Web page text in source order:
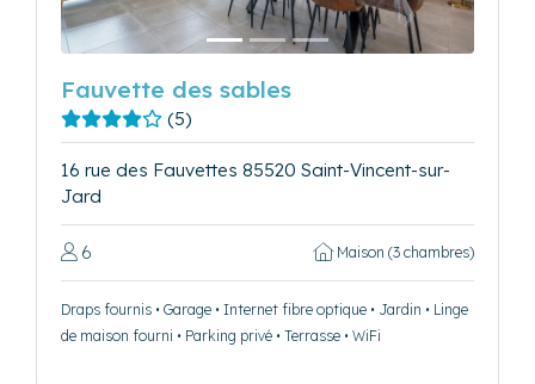
Fauvette des sables
(5)
16 rue des Fauvettes 85520 Saint-Vincent-sur-
Jard
6 Maison (3 chambres)
Draps fournis • Garage • Internet fibre optique • Jardin • Linge
de maison fourni • Parking privé • Terrasse • WiFi